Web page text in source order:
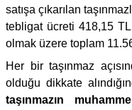
satışa çıkarılan
tebligat ücreti 418,15
olmak üzere toplam
Her bir taşınmaz
olduğu dikkate
taşınmazın